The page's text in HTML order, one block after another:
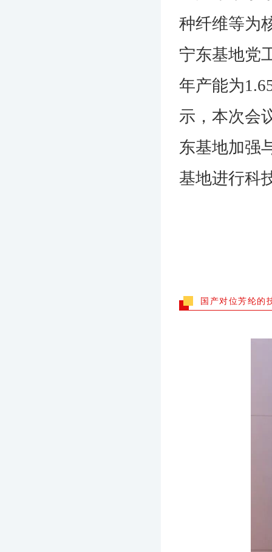
种纤维等为
宁东基地党
年产能为
示，本次会
东基地加强
基地进行科
国产对位芳纶的